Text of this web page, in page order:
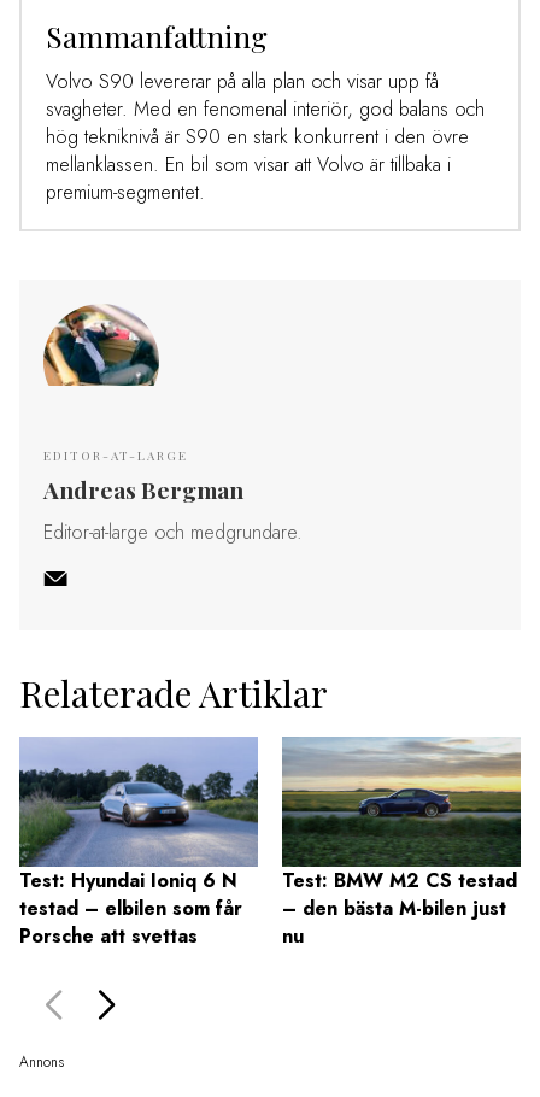
Sammanfattning
Volvo S90 levererar på alla plan och visar upp få
svagheter. Med en fenomenal interiör, god balans och
hög tekniknivå är S90 en stark konkurrent i den övre
mellanklassen. En bil som visar att Volvo är tillbaka i
premium-segmentet.
EDITOR-AT-LARGE
Andreas Bergman
Editor-at-large och medgrundare.
Relaterade Artiklar
Test: Hyundai Ioniq 6 N
testad – elbilen som får
Porsche att svettas
Test: BMW M2 CS testad
– den bästa M-bilen just
nu
Annons